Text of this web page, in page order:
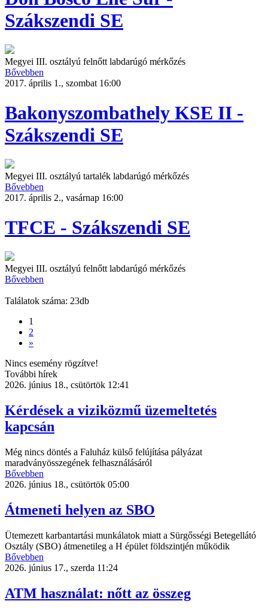
Szákszendi SE
Megyei III. osztályú felnőtt labdarúgó mérkőzés
Bővebben
2017. április 1., szombat 16:00
Bakonyszombathely KSE II -
Szákszendi SE
Megyei III. osztályú tartalék labdarúgó mérkőzés
Bővebben
2017. április 2., vasárnap 16:00
TFCE - Szákszendi SE
Megyei III. osztályú felnőtt labdarúgó mérkőzés
Bővebben
Találatok száma: 23db
1
2
»
Nincs esemény rögzítve!
További hírek
2026. június 18., csütörtök 12:41
Kérdések a viziközmű üzemeltetés
kapcsán
Még nincs döntés a Faluház külső felújítása pályázat
maradványösszegének felhasználásáról
Bővebben
2026. június 18., csütörtök 05:00
Átmeneti helyen az SBO
Ütemezett karbantartási munkálatok miatt a Sürgősségi Betegellátó
Osztály (SBO) átmenetileg a H épület földszintjén működik
Bővebben
2026. június 17., szerda 11:24
ATM használat: nőtt az összeg